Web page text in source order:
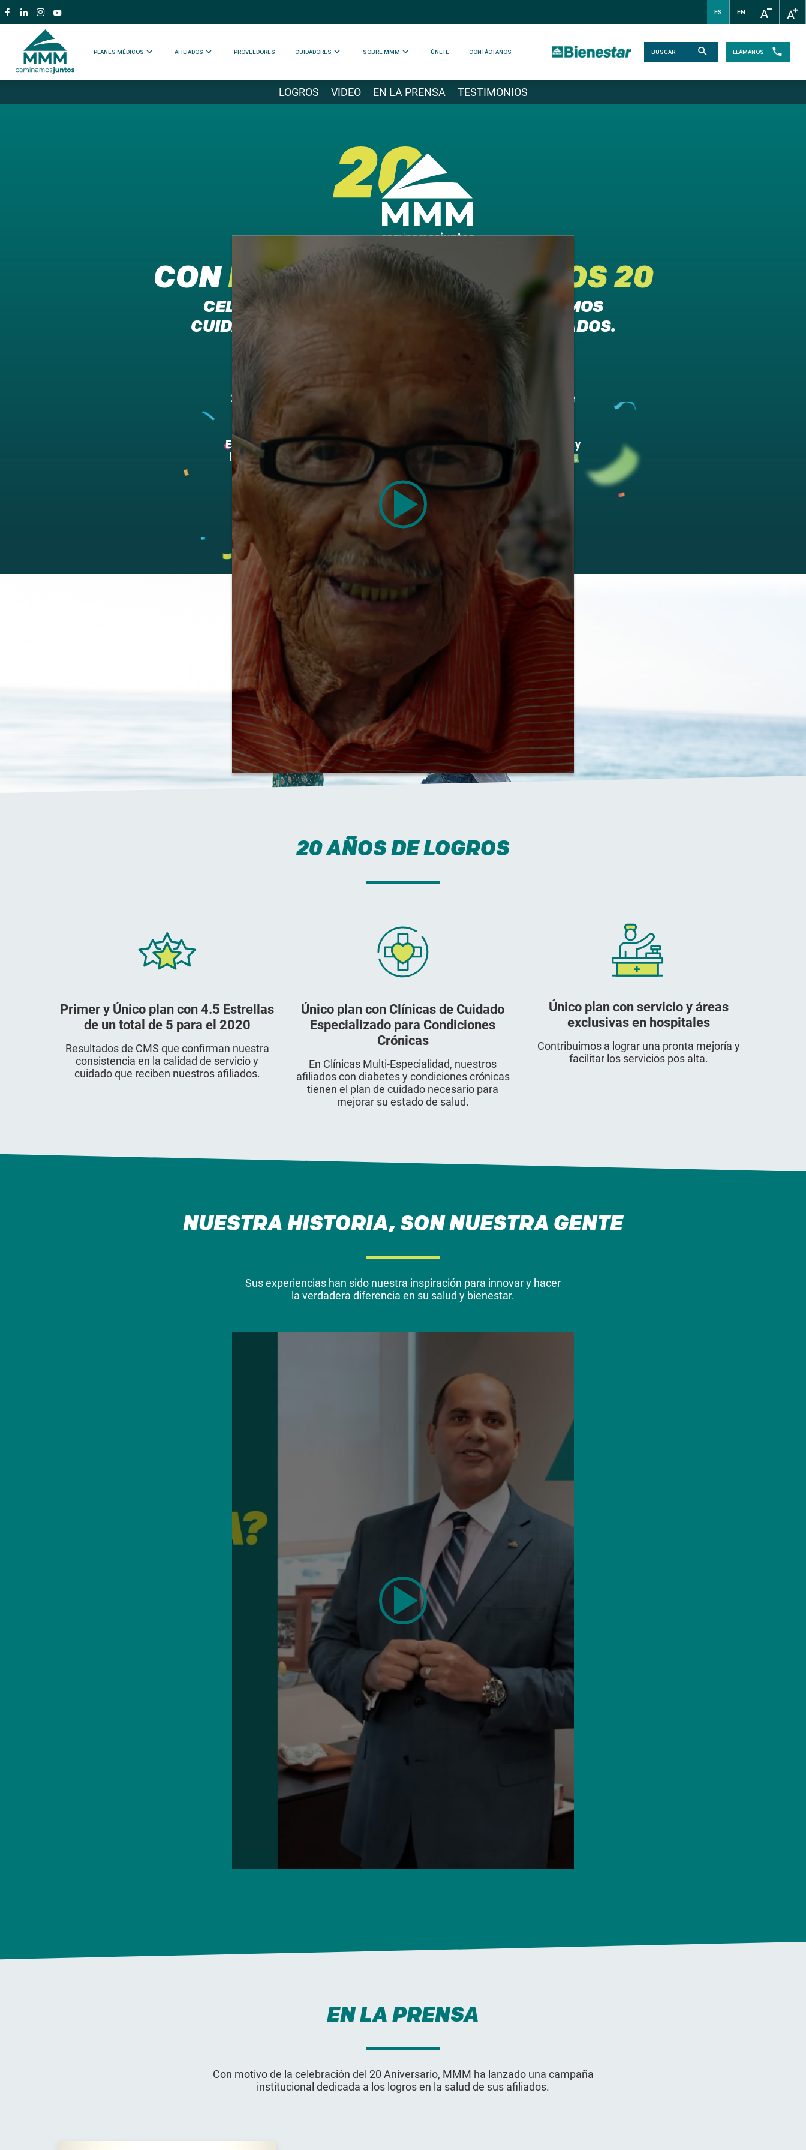
ES EN
PLANES MÉDICOS AFILIADOS PROVEEDORES CUIDADORES SOBRE MMM ÚNETE CONTÁCTANOS LLÁMANOS
LOGROS VIDEO EN LA PRENSA TESTIMONIOS
CONMMM, ESTOS SON OTROS 20
CELEBRAMOS QUE, EN 20 AÑOS, JUNTOS HEMOS
CUIDADO LA SALUD DE MÁS DE 720,000 AFILIADOS.
20 años de ayudar a cientos de miles de afiliados a vivir mejor
20 años de innovación y de liderazgo en la industria Medicare Advantage
Estos son otros 20 porque, en MMM, después de 20 años como pioneros y
líderes, seguimos innovando y mejorando el bienestar de nuestra gente.
20 AÑOS DE LOGROS
Primer y Único plan con 4.5 Estrellas
de un total de 5 para el 2020
Resultados de CMS que confirman nuestra
consistencia en la calidad de servicio y
cuidado que reciben nuestros afiliados.
Único plan con Clínicas de Cuidado
Especializado para Condiciones
Crónicas
En Clínicas Multi-Especialidad, nuestros
afiliados con diabetes y condiciones crónicas
tienen el plan de cuidado necesario para
mejorar su estado de salud.
Único plan con servicio y áreas
exclusivas en hospitales
Contribuimos a lograr una pronta mejoría y
facilitar los servicios pos alta.
NUESTRA HISTORIA, SON NUESTRA GENTE
Sus experiencias han sido nuestra inspiración para innovar y hacer
la verdadera diferencia en su salud y bienestar.
EN LA PRENSA
Con motivo de la celebración del 20 Aniversario, MMM ha lanzado una campaña
institucional dedicada a los logros en la salud de sus afiliados.